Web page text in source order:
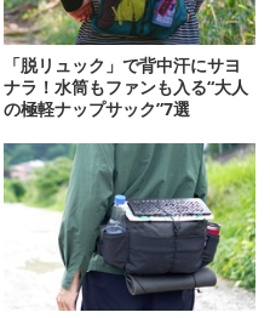
「脱リュック」で背中汗にサヨ
ナラ！水筒もファンも入る“大人
の極軽ナップサック”7選